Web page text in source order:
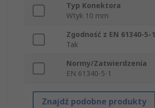
Typ Konektora
Wtyk 10 mm
Zgodność z EN 61340-5-1
Tak
Normy/Zatwierdzenia
EN 61340-5-1
Znajdź podobne produkty